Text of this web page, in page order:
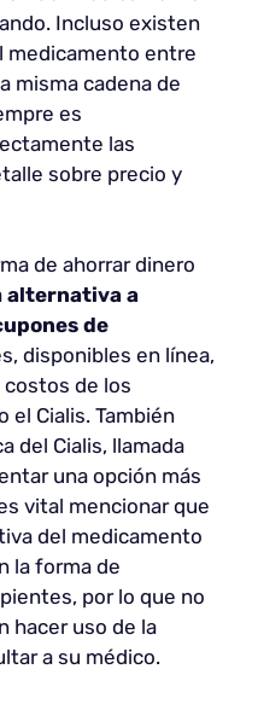
Incluso existen
medicamento entre
misma cadena de
es
las
sobre precio y
de ahorrar dinero
alternativa a
de
disponibles en línea,
costos de los
el Cialis. También
del Cialis, llamada
una opción más
vital mencionar que
del medicamento
la forma de
por lo que no
hacer uso de la
a su médico.